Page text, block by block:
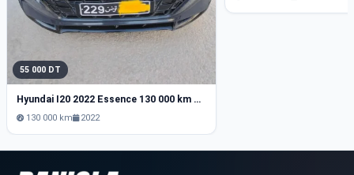
55 000 DT
Hyundai I20 2022 Essence 130 000 km Tunis
130 000 km 2022